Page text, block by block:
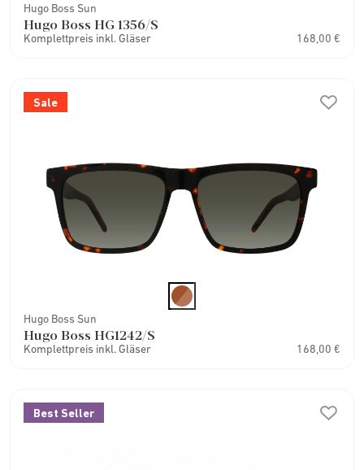
Hugo Boss Sun
Hugo Boss HG 1356/S
Komplettpreis inkl. Gläser 168,00 €
Sale
Hugo Boss Sun
Hugo Boss HG1242/S
Komplettpreis inkl. Gläser 168,00 €
Best Seller